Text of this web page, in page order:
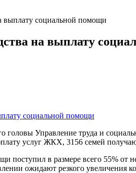
выплату социальной помощи
на выплату
головы Управление труда и
услуг ЖКХ, 3156 семей
поступил в размере всего 55% от
ожидают резкого